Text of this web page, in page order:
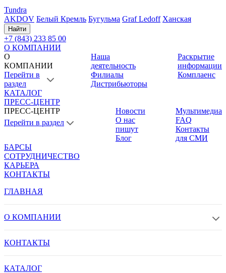
Tundra
AKDOV Белый Кремль Бугульма Graf Ledoff Ханская
Найти
+7 (843) 233 85 00
О КОМПАНИИ
О
КОМПАНИИ
Перейти в
раздел
Наша
деятельность
Филиалы
Дистрибьюторы
Раскрытие
информации
Комплаенс
КАТАЛОГ
ПРЕСС-ЦЕНТР
ПРЕСС-ЦЕНТР
Перейти в раздел
Новости
О нас
пишут
Блог
Мультимедиа
FAQ
Контакты
для СМИ
БАРСЫ
СОТРУДНИЧЕСТВО
КАРЬЕРА
КОНТАКТЫ
ГЛАВНАЯ
О КОМПАНИИ
КОНТАКТЫ
КАТАЛОГ